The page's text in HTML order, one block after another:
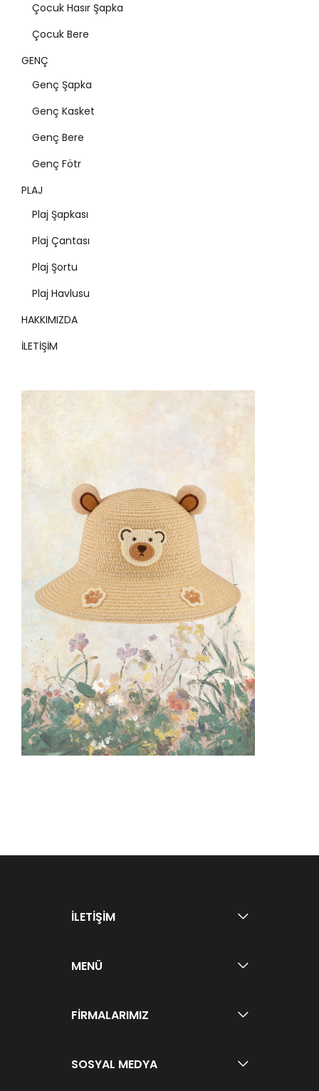
Çocuk Hasır Şapka
Çocuk Bere
GENÇ
Genç Şapka
Genç Kasket
Genç Bere
Genç Fötr
PLAJ
Plaj Şapkası
Plaj Çantası
Plaj Şortu
Plaj Havlusu
HAKKIMIZDA
İLETİŞİM
İLETİŞİM
MENÜ
FİRMALARIMIZ
SOSYAL MEDYA